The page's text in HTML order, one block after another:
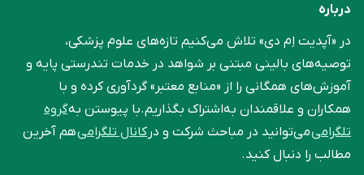
درباره
در «آپدیت اِم دی» تلاش می‌کنیم تازه‌های علوم پزشکی،
توصیه‌های بالینی مبتنی بر شواهد در خدمات تندرستی پایه و
آموزش‌های همگانی را از «منابع معتبر» گردآوری کرده و با
همکاران و علاقمندان به‌اشتراک بگذاریم.با پیوستن بهگروه
تلگرامیمی‌توانید در مباحث شرکت و درکانال تلگرامیهم آخرین
مطالب را دنبال کنید.